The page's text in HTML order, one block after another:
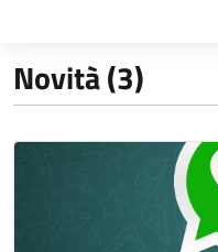
Novità (3)